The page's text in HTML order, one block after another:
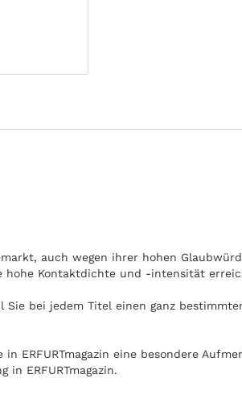
auch wegen ihrer hohen
hohe Kontaktdichte und -intensität
bei jedem Titel einen ganz
ERFURTmagazin eine besondere
ERFURTmagazin.